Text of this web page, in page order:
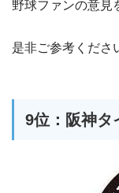
野球ファンの意見
是非ご参考くださ
9位：阪神タ